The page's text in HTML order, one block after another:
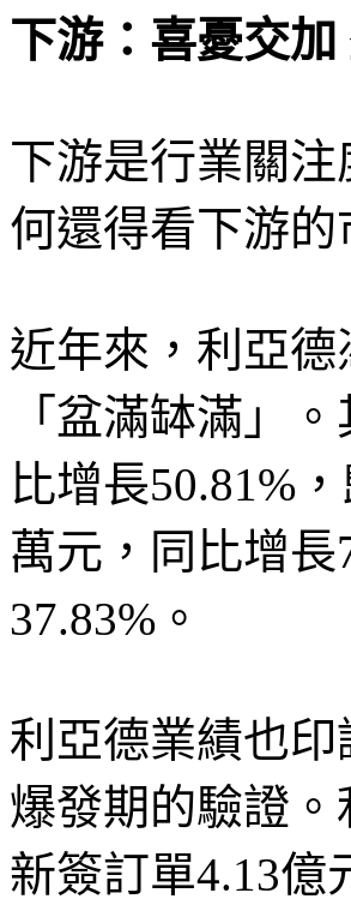
下游：喜憂交加
下游是行業關
何還得看下游
近年來，利亞
「盆滿缽滿」
比增長50.81%
萬元，同比增
37.83%。
利亞德業績也
爆發期的驗證
新簽訂單4.13億